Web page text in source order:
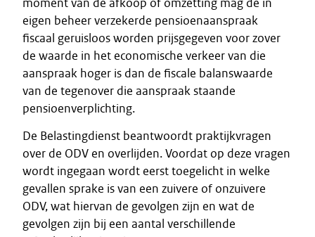
moment van de afkoop of omzetting mag de in
eigen beheer verzekerde pensioenaanspraak
fiscaal geruisloos worden prijsgegeven voor zover
de waarde in het economische verkeer van die
aanspraak hoger is dan de fiscale balanswaarde
van de tegenover die aanspraak staande
pensioenverplichting.
De Belastingdienst beantwoordt praktijkvragen
over de ODV en overlijden. Voordat op deze vragen
wordt ingegaan wordt eerst toegelicht in welke
gevallen sprake is van een zuivere of onzuivere
ODV, wat hiervan de gevolgen zijn en wat de
gevolgen zijn bij een aantal verschillende